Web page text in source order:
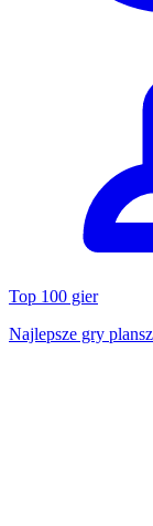
Top 100 gier
Najlepsze gry